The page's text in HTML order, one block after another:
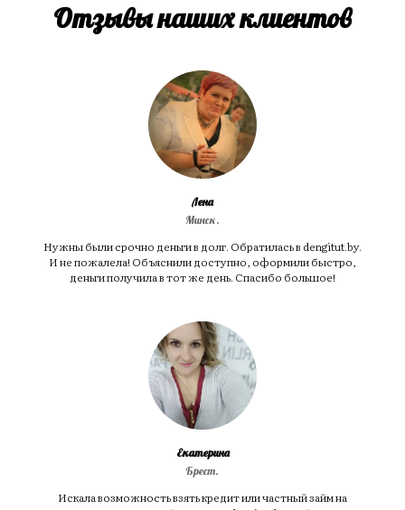
Отзывы наших клиентов
Лена
Минск.
Нужны были срочно деньги в долг. Обратилась в dengitut.by.
И не пожалела! Объяснили доступно, оформили быстро,
деньги получила в тот же день. Спасибо большое!
Екатерина
Брест.
Искала возможность взять кредит или частный займ на